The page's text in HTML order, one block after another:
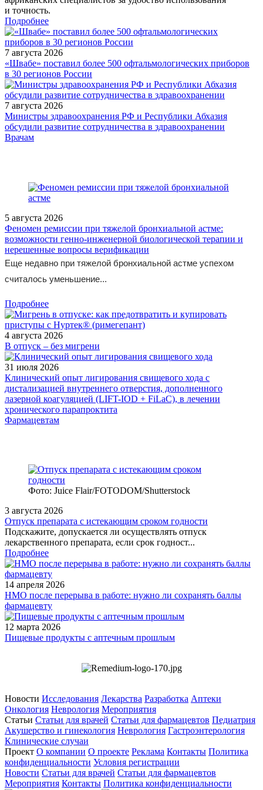
и точность.
Подробнее
7 августа 2026
«Швабе» поставил более 500 офтальмологических приборов
в 30 регионов России
7 августа 2026
Министры здравоохранения РФ и Республики Абхазия
обсудили развитие сотрудничества в здравоохранении
/doctor/pediatrics/izbrannye-voprosy-pediatrii/Zabolevaniya-LOR-
Врачам
5 августа 2026
Феномен ремиссии при тяжелой бронхиальной астме:
возможности генно-инженерной биологической терапии и
нерешенные вопросы верификации
Еще недавно при тяжелой бронхиальной астме успехом
считалось уменьшение...
Подробнее
4 августа 2026
В отпуск – без мигрени
31 июля 2026
Клинический опыт лигирования свищевого хода с
дистализацией внутреннего отверстия, дополненного
лазерной коагуляцией (LIFT-IOD + FiLaC), в лечении
хронического парапроктита
Фармацевтам
Фото: Juice Flair/FOTODOM/Shutterstoсk
3 августа 2026
Отпуск препарата с истекающим сроком годности
Подскажите, допускается ли осуществлять отпуск
лекарственного препарата, если срок годност...
Подробнее
14 апреля 2026
НМО после перерыва в работе: нужно ли сохранять баллы
фармацевту
12 марта 2026
Пищевые продукты с аптечным прошлым
Новости Исследования Лекарства Разработка Аптеки
Онкология Неврология Мероприятия
Статьи Статьи для врачей Статьи для фармацевтов Педиатрия
Акушерство и гинекология Неврология Гастроэнтерология
Клинические случаи
Проект О компании О проекте Реклама Контакты Политика
конфиденциальности Условия регистрации
Новости Статьи для врачей Статьи для фармацевтов
Мероприятия Контакты Политика конфиденциальности